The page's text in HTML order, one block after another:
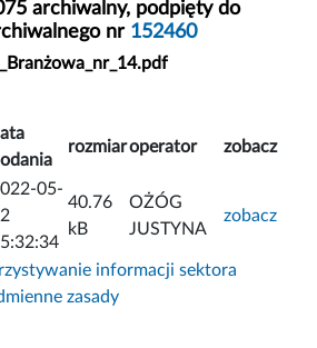
archiwalny, podpięty do
nr 152460
rozmiaroperator zobacz
05-
40.76
kB
OŻÓG
JUSTYNA
zobacz
informacji sektora
zasady